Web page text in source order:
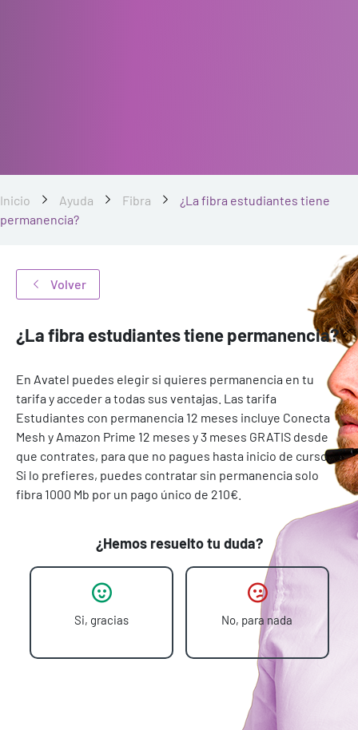
Inicio Ayuda Fibra
¿La fibra estudiantes tiene
permanencia?
Volver
¿La fibra estudiantes tiene permanencia?
En Avatel puedes elegir si quieres permanencia en tu
tarifa y acceder a todas sus ventajas. Las tarifa
Estudiantes con permanencia 12 meses incluye Conecta
Mesh y Amazon Prime 12 meses y 3 meses GRATIS desde
que contrates, para que no pagues hasta inicio de curso.
Si lo prefieres, puedes contratar sin permanencia solo
fibra 1000 Mb por un pago único de 210€.
¿Hemos resuelto tu duda?
Si, gracias No, para nada